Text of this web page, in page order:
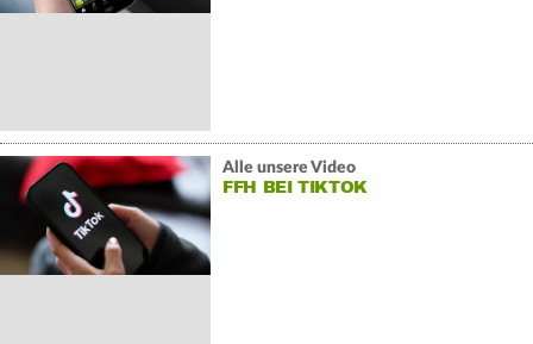
Alle unsere Video
FFH BEI TIKTOK